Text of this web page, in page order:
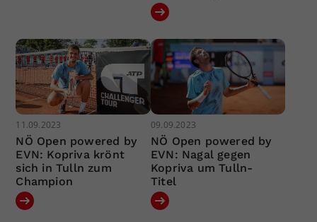
11.09.2023
NÖ Open powered by
EVN: Kopriva krönt
sich in Tulln zum
Champion
09.09.2023
NÖ Open powered by
EVN: Nagal gegen
Kopriva um Tulln-
Titel